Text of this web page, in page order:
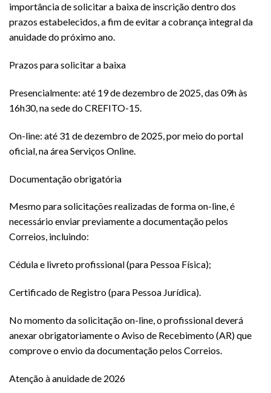
importância de solicitar a baixa de inscrição dentro dos
prazos estabelecidos, a fim de evitar a cobrança integral da
anuidade do próximo ano.
Prazos para solicitar a baixa
Presencialmente: até 19 de dezembro de 2025, das 09h às
16h30, na sede do CREFITO-15.
On-line: até 31 de dezembro de 2025, por meio do portal
oficial, na área Serviços Online.
Documentação obrigatória
Mesmo para solicitações realizadas de forma on-line, é
necessário enviar previamente a documentação pelos
Correios, incluindo:
Cédula e livreto profissional (para Pessoa Física);
Certificado de Registro (para Pessoa Jurídica).
No momento da solicitação on-line, o profissional deverá
anexar obrigatoriamente o Aviso de Recebimento (AR) que
comprove o envio da documentação pelos Correios.
Atenção à anuidade de 2026